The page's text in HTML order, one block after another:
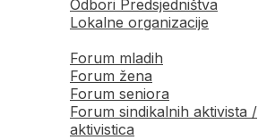
Odbori Predsjedništva
Lokalne organizacije
Forum mladih
Forum žena
Forum seniora
Forum sindikalnih aktivista /
aktivistica